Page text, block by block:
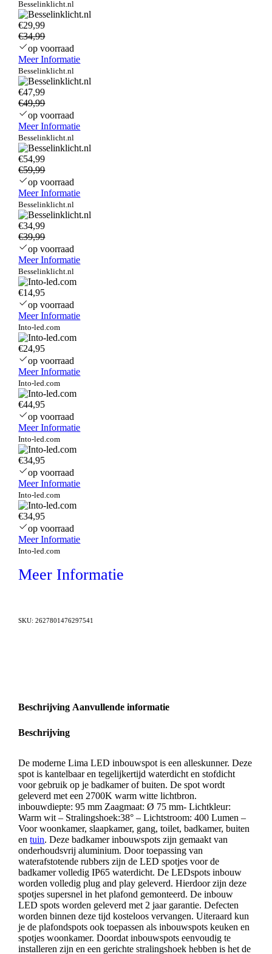
Besselinklicht.nl
€29,99
€34,99
op voorraad
Meer Informatie
Besselinklicht.nl
€47,99
€49,99
op voorraad
Meer Informatie
Besselinklicht.nl
€54,99
€59,99
op voorraad
Meer Informatie
Besselinklicht.nl
€34,99
€39,99
op voorraad
Meer Informatie
Besselinklicht.nl
€14,95
op voorraad
Meer Informatie
Into-led.com
€24,95
op voorraad
Meer Informatie
Into-led.com
€44,95
op voorraad
Meer Informatie
Into-led.com
€34,95
op voorraad
Meer Informatie
Into-led.com
€34,95
op voorraad
Meer Informatie
Into-led.com
Meer Informatie
SKU:2627801476297541
Beschrijving Aanvullende informatie
Beschrijving
De moderne Lima LED inbouwspot is een alleskunner. Deze
spot is kantelbaar en tegelijkertijd waterdicht en stofdicht
voor gebruik op je badkamer of buiten. De spot wordt
geleverd met een 2700K warm witte lichtbron.
inbouwdiepte: 95 mm Zaagmaat: Ø 75 mm- Lichtkleur:
Warm wit – Stralingshoek:38° – Lichtstroom: 400 Lumen –
Voor woonkamer, slaapkamer, gang, toilet, badkamer, buiten
entuin. Deze badkamer inbouwspots zijn gemaakt van
onderhoudsvrij aluminium. Door toepassing van
waterafstotende rubbers zijn de LED spotjes voor de
badkamer volledig IP65 waterdicht. De LEDspots inbouw
worden volledig plug and play geleverd. Hierdoor zijn deze
spotjes supersnel in het plafond gemonteerd. De inbouw
LED spots worden geleverd met 2 jaar garantie. Defecten
worden binnen deze tijd kosteloos vervangen. Uiteraard kun
je de plafondspots ook toepassen als inbouwspots keuken en
spotjes woonkamer. Doordat inbouwspots eenvoudig te
installeren zijn en een gerichte stralingshoek hebben is het de